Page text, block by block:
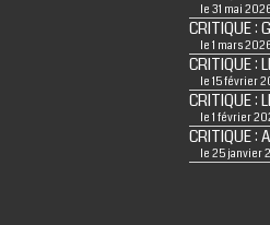
le 31 mai
CRITIQUE :
le 1 mars
CRITIQUE :
le 15 février
CRITIQUE :
le 1 février
CRITIQUE :
le 25 janvier